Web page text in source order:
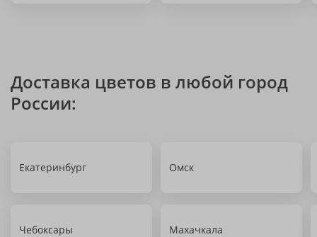
Доставка цветов в любой город
России:
Екатеринбург Омск
Чебоксары Махачкала